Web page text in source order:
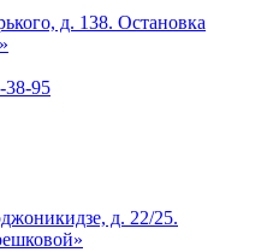
д. 138. Остановка
38-95
д. 22/25.